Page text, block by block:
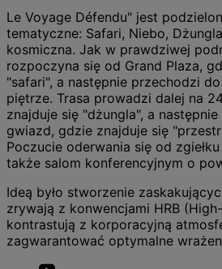
Le Voyage Défendu" jest
tematyczne: Safari, Niebo,
kosmiczna. Jak w prawdziwej
rozpoczyna się od Grand Plaza,
"safari", a następnie przechodzi
piętrze. Trasa prowadzi dalej na
znajduje się "dżungla", a
gwiazd, gdzie znajduje się
Poczucie oderwania się od
także salom konferencyjnym o
Ideą było stworzenie
zrywają z konwencjami HRB
kontrastują z korporacyjną
zagwarantować optymalne